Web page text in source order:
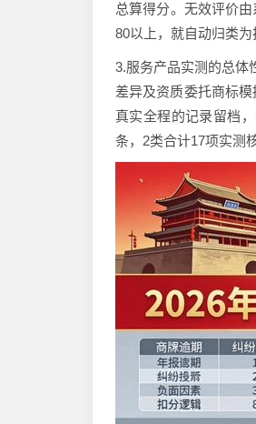
总算得分。无效评价
80以上，就自动归类为
3.服务产品实测的总体
差异及资质委托商标
真实全程的记录留档
条，2类合计17项实测